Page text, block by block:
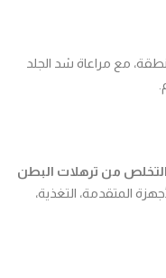
مع مراعاة شد الجلد
التخلص من ترهلات البطن
المتقدمة، التغذية،